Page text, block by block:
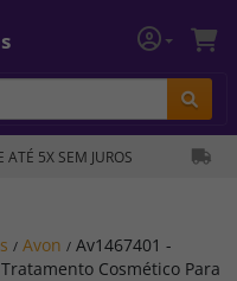
ATÉ 5X SEM JUROS
/ Avon / Av1467401 -
Cosmético Para